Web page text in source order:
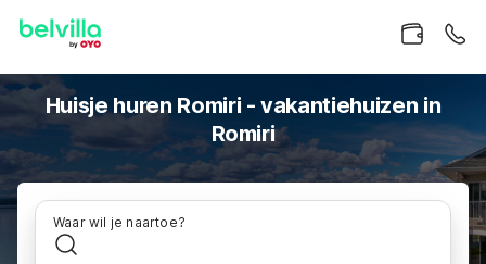
Huisje huren Romiri - vakantiehuizen in
Romiri
Waar wil je naartoe?